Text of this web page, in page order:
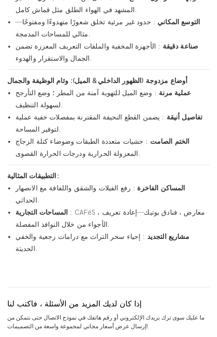
المشهد في الهواء الطلق مثل قماش كامل.
التوسع المكاني : حدود غير مرئية تخلق شعورًا متهدوءًا ومفتوحًا—
مثالي للمساحات المدمجة.
صناعة دقيقة : الأجهزة المخفية والملفات التعريف المعززة تضمن
الجمال والاستقرار والهدوء.
أوضاع مزدوجة (الظهور الداخلي & الميل): وئام الوظيفة والجمال
عملية مرنة : وضع الميل للتهوية آمنة من المطر ؛ وضع التأرجح
لسهولة التنظيف.
تفاصيل أنيقة : يضمن القطع النحيفة المقترنة بمفصلات خفية عملية
لتوفير المساحة.
الختم الصامت : حشيات متعددة الطبقات وضوضاء كتلة الزجاج
المعزولة الحرارية ودرجات الحرارة القصوى.
التطبيقات المثالية:
المساكن الفاخرة : رفع الفيلات والشقق واللفافة مع الانصهار
الحداثي.
: CAFéS ، معارض ، فنادق بوتيك—إعادة تعريف
الأجواء من خلال النوافذ المفصلة.
مشاريع التجديد : إحياء سحر التراث مع درامات رجعية والخفي
الحديثة.
إذا كان لديك المزيد من الأسئلة ، فاكتب لنا
ما عليك سوى ترك بريدك الإلكتروني أو رقم هاتفك في نموذج الاتصال حتى نتمكن من
إرسال عرض أسعار مجاني لمجموعة واسعة من التصميمات!